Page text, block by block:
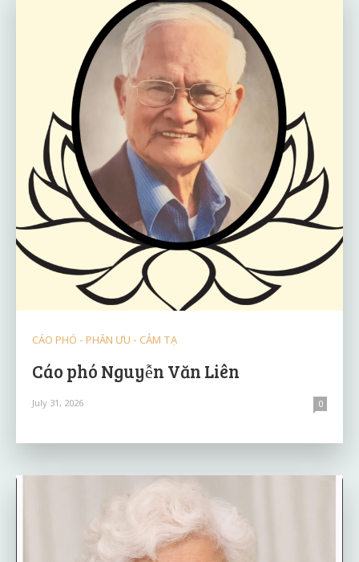
CÁO PHÓ - PHÂN ƯU - CẢM TẠ
Cáo phó Nguyễn Văn Liên
July 31, 2026 0